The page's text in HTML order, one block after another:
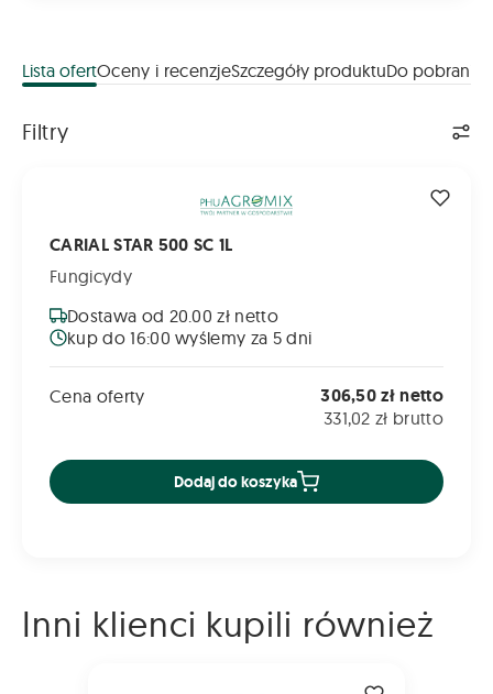
Lista ofertOceny i recenzjeSzczegóły produktuDo pobrania
Filtry
CARIAL STAR 500 SC 1L
Fungicydy
Dostawa od 20.00 zł netto
kup do 16:00 wyślemy za 5 dni
Cena oferty 306,50 zł netto
331,02 zł brutto
Dodaj do koszyka
Inni klienci kupili również